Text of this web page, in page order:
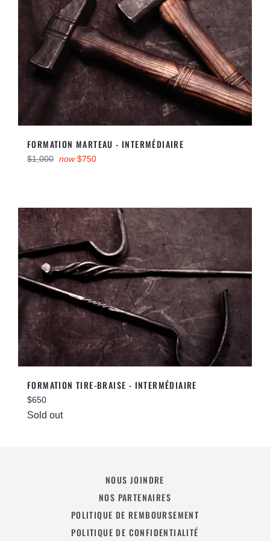
FORMATION MARTEAU - INTERMÉDIAIRE
Regular
$1,000 now $750
FORMATION TIRE-BRAISE - INTERMÉDIAIRE
Regular
price
$650
Sold out
NOUS JOINDRE
NOS PARTENAIRES
POLITIQUE DE REMBOURSEMENT
POLITIQUE DE CONFIDENTIALITÉ